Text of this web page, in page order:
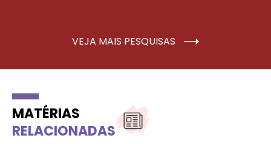
VEJA MAIS PESQUISAS
MATÉRIAS
RELACIONADAS